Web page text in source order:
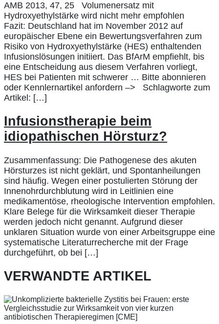
AMB 2013, 47, 25 Volumenersatz mit
Hydroxyethylstärke wird nicht mehr empfohlen
Fazit: Deutschland hat im November 2012 auf
europäischer Ebene ein Bewertungsverfahren zum
Risiko von Hydroxyethylstärke (HES) enthaltenden
Infusionslösungen initiiert. Das BfArM empfiehlt, bis
eine Entscheidung aus diesem Verfahren vorliegt,
HES bei Patienten mit schwerer … Bitte abonnieren
oder Kennlernartikel anfordern –> Schlagworte zum
Artikel: […]
Infusionstherapie beim
idiopathischen Hörsturz?
Zusammenfassung: Die Pathogenese des akuten
Hörsturzes ist nicht geklärt, und Spontanheilungen
sind häufig. Wegen einer postulierten Störung der
Innenohrdurchblutung wird in Leitlinien eine
medikamentöse, rheologische Intervention empfohlen.
Klare Belege für die Wirksamkeit dieser Therapie
werden jedoch nicht genannt. Aufgrund dieser
unklaren Situation wurde von einer Arbeitsgruppe eine
systematische Literaturrecherche mit der Frage
durchgeführt, ob bei […]
VERWANDTE ARTIKEL